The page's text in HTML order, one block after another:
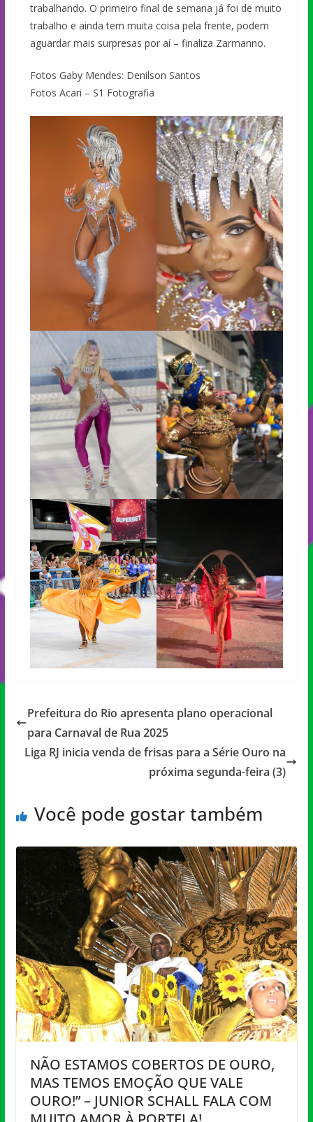
trabalhando. O primeiro final de semana já foi de muito
trabalho e ainda tem muita coisa pela frente, podem
aguardar mais surpresas por aí – finaliza Zarmanno.
Fotos Gaby Mendes: Denilson Santos
Fotos Acari – S1 Fotografia
Prefeitura do Rio apresenta plano operacional
para Carnaval de Rua 2025
Liga RJ inicia venda de frisas para a Série Ouro na
próxima segunda-feira (3)
Você pode gostar também
NÃO ESTAMOS COBERTOS DE OURO,
MAS TEMOS EMOÇÃO QUE VALE
OURO!” – JUNIOR SCHALL FALA COM